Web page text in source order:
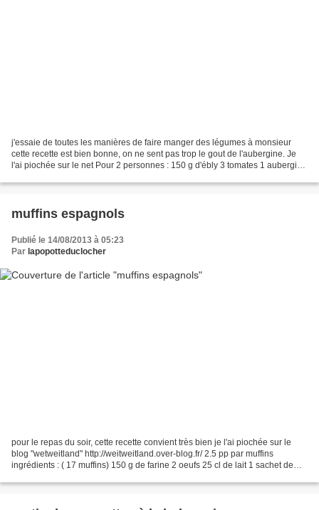
j'essaie de toutes les manières de faire manger des légumes à monsieur
cette recette est bien bonne, on ne sent pas trop le gout de l'aubergine. Je
l'ai piochée sur le net Pour 2 personnes : 150 g d'ébly 3 tomates 1 aubergine
muffins espagnols
Publié le 14/08/2013 à 05:23
Par lapopotteduclocher
pour le repas du soir, cette recette convient très bien je l'ai piochée sur le
blog "wetweitland" http://weitweitland.over-blog.fr/ 2.5 pp par muffins
ingrédients : ( 17 muffins) 150 g de farine 2 oeufs 25 cl de lait 1 sachet de